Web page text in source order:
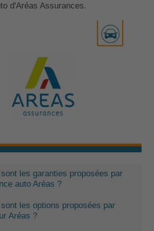
d'Aréas Assurances.
les garanties proposées par
auto Aréas ?
les options proposées par
Aréas ?